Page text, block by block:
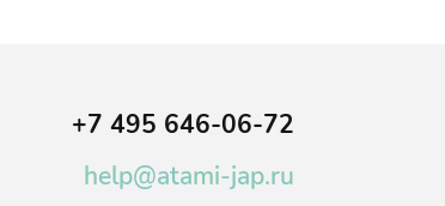
+7 495 646-06-72
help@atami-jap.ru